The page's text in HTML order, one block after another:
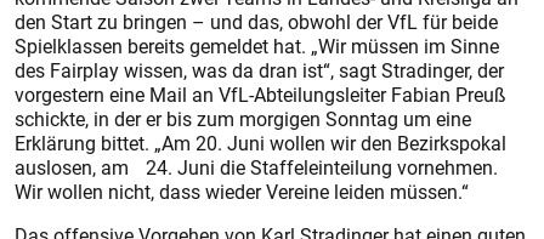
den Start zu bringen – und das, obwohl der VfL für beide
Spielklassen bereits gemeldet hat. „Wir müssen im Sinne
des Fairplay wissen, was da dran ist“, sagt Stradinger, der
vorgestern eine Mail an VfL-Abteilungsleiter Fabian Preuß
schickte, in der er bis zum morgigen Sonntag um eine
Erklärung bittet. „Am 20. Juni wollen wir den Bezirkspokal
auslosen, am 24. Juni die Staffeleinteilung vornehmen.
Wir wollen nicht, dass wieder Vereine leiden müssen.“